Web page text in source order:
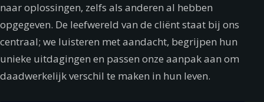
naar oplossingen, zelfs als anderen al hebben
opgegeven. De leefwereld van de cliënt staat bij ons
centraal; we luisteren met aandacht, begrijpen hun
unieke uitdagingen en passen onze aanpak aan om
daadwerkelijk verschil te maken in hun leven.